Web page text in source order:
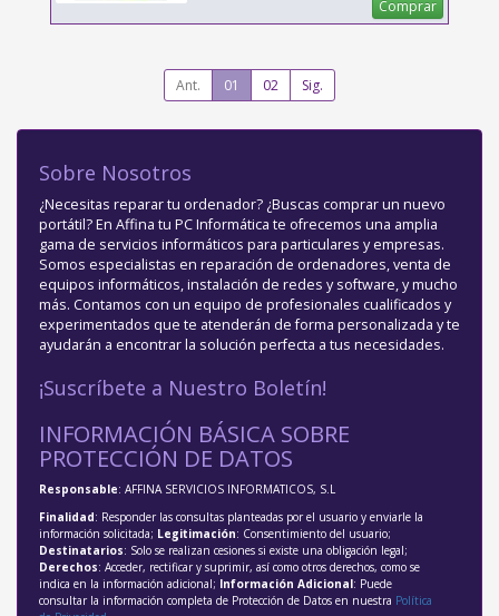
Comprar
Ant. 01 02 Sig.
Sobre Nosotros
¿Necesitas reparar tu ordenador? ¿Buscas comprar un nuevo
portátil? En Affina tu PC Informática te ofrecemos una amplia
gama de servicios informáticos para particulares y empresas.
Somos especialistas en reparación de ordenadores, venta de
equipos informáticos, instalación de redes y software, y mucho
más. Contamos con un equipo de profesionales cualificados y
experimentados que te atenderán de forma personalizada y te
ayudarán a encontrar la solución perfecta a tus necesidades.
¡Suscríbete a Nuestro Boletín!
INFORMACIÓN BÁSICA SOBRE
PROTECCIÓN DE DATOS
Responsable: AFFINA SERVICIOS INFORMATICOS, S.L
Finalidad: Responder las consultas planteadas por el usuario y enviarle la
información solicitada; Legitimación: Consentimiento del usuario;
Destinatarios: Solo se realizan cesiones si existe una obligación legal;
Derechos: Acceder, rectificar y suprimir, así como otros derechos, como se
indica en la información adicional; Información Adicional: Puede
consultar la información completa de Protección de Datos en nuestra Política